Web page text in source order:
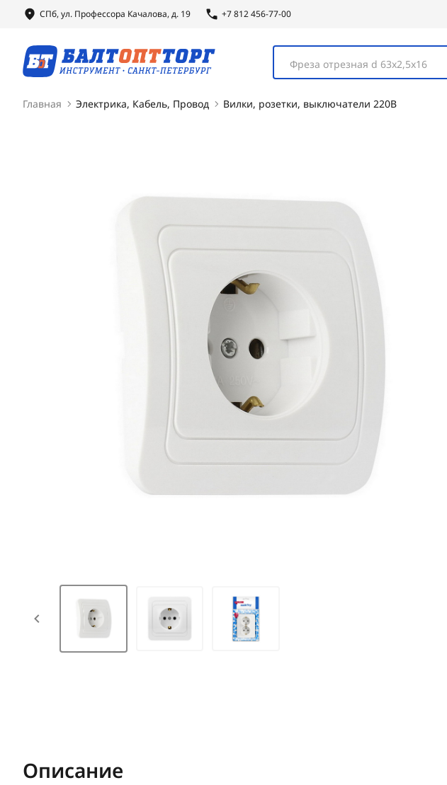
СПб, ул. Профессора Качалова, д. 19 +7 812 456-77-00
Фреза отрезная d 63х2,5х16
Главная Электрика, Кабель, Провод Вилки, розетки, выключатели 220В
Описание